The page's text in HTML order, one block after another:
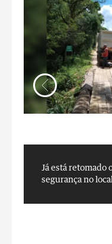
Já está retomado
segurança no